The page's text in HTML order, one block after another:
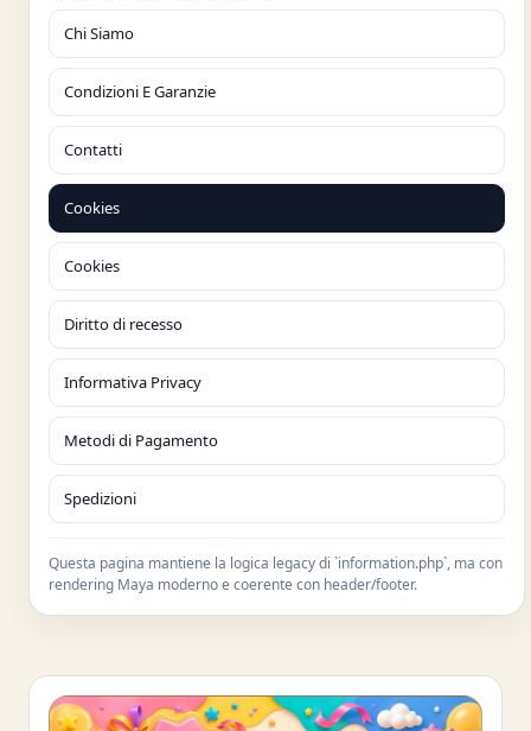
Chi Siamo
Condizioni E Garanzie
Contatti
Cookies
Cookies
Diritto di recesso
Informativa Privacy
Metodi di Pagamento
Spedizioni
Questa pagina mantiene la logica legacy di `information.php`, ma con
rendering Maya moderno e coerente con header/footer.